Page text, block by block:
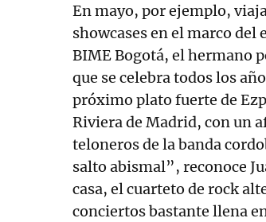
En mayo, por ejemplo,
showcases en el marco
BIME Bogotá, el hermano
que se celebra todos los
próximo plato fuerte de
Riviera de Madrid, con un
teloneros de la banda
salto abismal”, reconoce
casa, el cuarteto de rock
conciertos bastante llena